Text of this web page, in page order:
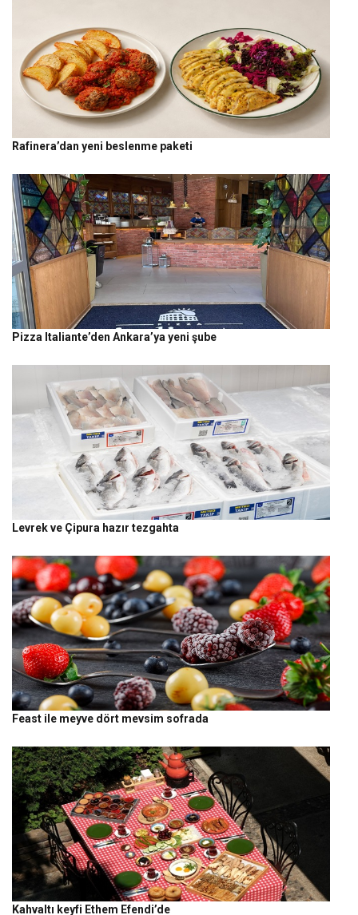
Rafinera’dan yeni beslenme paketi
Pizza Italiante’den Ankara’ya yeni şube
Levrek ve Çipura hazır tezgahta
Feast ile meyve dört mevsim sofrada
Kahvaltı keyfi Ethem Efendi’de